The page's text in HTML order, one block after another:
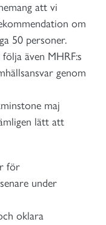
att vi
om
50 personer.
även MHRF:s
genom
maj
lätt att
för
under
oklara